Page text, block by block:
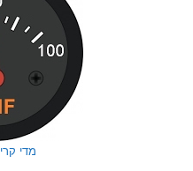
מדי קרינה ביתיים